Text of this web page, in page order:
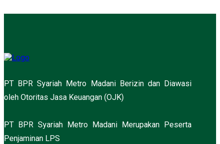
PT BPR Syariah Metro Madani Berizin dan Diawasi
oleh Otoritas Jasa Keuangan (OJK)
PT BPR Syariah Metro Madani Merupakan Peserta
Penjaminan LPS